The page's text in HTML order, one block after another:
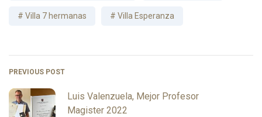
Villa 7 hermanas Villa Esperanza
PREVIOUS POST
Luis Valenzuela, Mejor Profesor
Magister 2022